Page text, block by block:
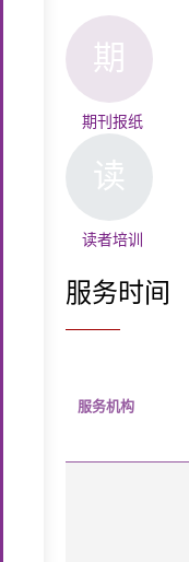
期
期刊报纸
读
读者培训
服务时间
服务机构